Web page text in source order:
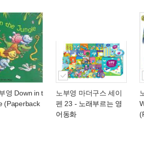
영 Down in t
(Paperback
노부영 마더구스 세이
펜 23 - 노래부르는 영
어동화